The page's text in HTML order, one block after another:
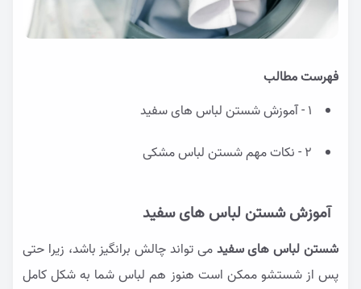
فهرست مطالب
1 - آموزش شستن لباس های سفید
2 - نکات مهم شستن لباس مشکی
آموزش شستن لباس های سفید
شستن لباس های سفیدمی تواند چالش برانگیز باشد، زیرا حتی
پس از شستشو ممکن است هنوز هم لباس شما به شکل کامل